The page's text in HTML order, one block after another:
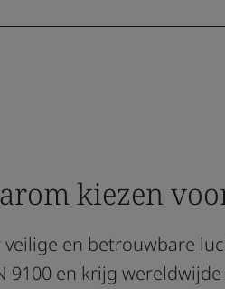
kiezen
veilige en betrouwbare
9100 en krijg